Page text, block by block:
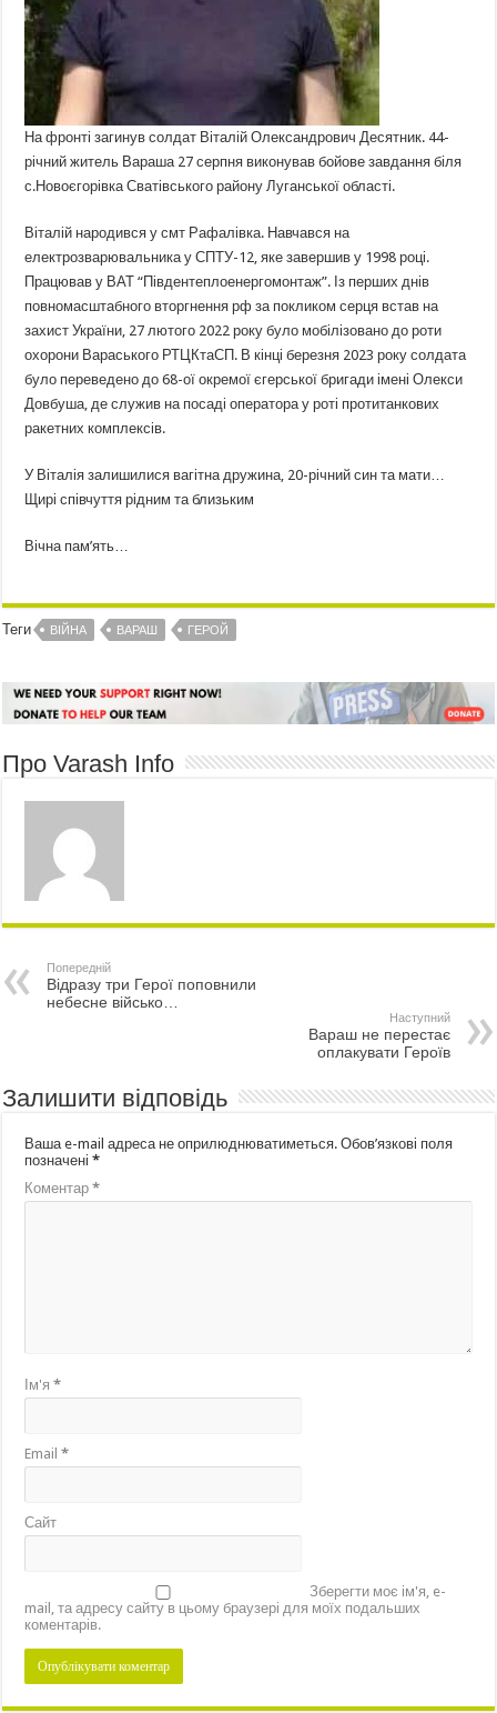
На фронті загинув солдат Віталій Олександрович Десятник. 44-
річний житель Вараша 27 серпня виконував бойове завдання біля
с.Новоєгорівка Сватівського району Луганської області.
Віталій народився у смт Рафалівка. Навчався на
електрозварювальника у СПТУ-12, яке завершив у 1998 році.
Працював у ВАТ “Південтеплоенергомонтаж”. Із перших днів
повномасштабного вторгнення рф за покликом серця встав на
захист України, 27 лютого 2022 року було мобілізовано до роти
охорони Вараського РТЦКтаСП. В кінці березня 2023 року солдата
було переведено до 68-ої окремої єгерської бригади імені Олекси
Довбуша, де служив на посаді оператора у роті протитанкових
ракетних комплексів.
У Віталія залишилися вагітна дружина, 20-річний син та мати…
Щирі співчуття рідним та близьким
Вічна пам’ять…
Теги ВІЙНА ВАРАШ ГЕРОЙ
Про Varash Info
Попередній
Відразу три Герої поповнили
небесне військо…
Наступний
Вараш не перестає
оплакувати Героїв
Залишити відповідь
Ваша e-mail адреса не оприлюднюватиметься. Обов’язкові поля
позначені*
Коментар*
Ім'я*
Email*
Сайт
Зберегти моє ім'я, e-
mail, та адресу сайту в цьому браузері для моїх подальших
коментарів.